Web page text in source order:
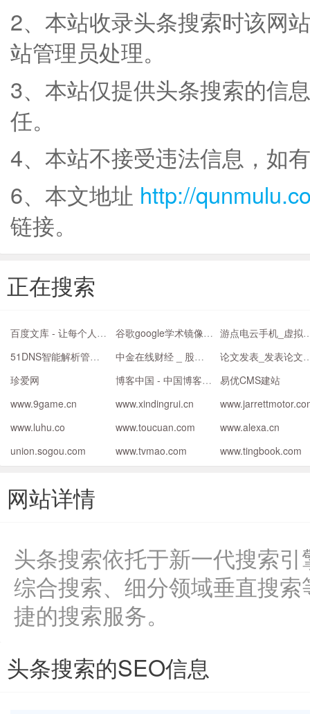
2、本站收录头条搜索时该网
站管理员处理。
3、本站仅提供头条搜索的信
任。
4、本站不接受违法信息，如
6、本文地址 http://
链接。
正在搜索
百度文库 - 让每个人平等地提升自我 谷歌google学术镜像聚合搜索全搜网
游点电云手机_
51DNS智能解析管理软件
中金在线财经 _ 股票 _ 证券 _ 金融 _ 财经博客
论文发表_发表论
珍爱网
博客中国 - 中国博客的发源地 知名博客自媒体的根据地
易优CMS建站
www.9game.cn
www.xindingrui.cn
www.luhu.co
www.toucuan.com
www.alexa.cn
union.sogou.com
www.tvmao.com www.tingbook.com
网站详情
头条搜索依托于新一代搜索
综合搜索、细分领域垂直搜
捷的搜索服务。
头条搜索的SEO信息